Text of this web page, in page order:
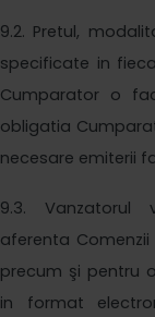
9.2. Pretul,
specificate in
Cumparator o
obligatia
necesare emiterii
9.3. Vanzatorul
aferenta
precum şi pentru
in format